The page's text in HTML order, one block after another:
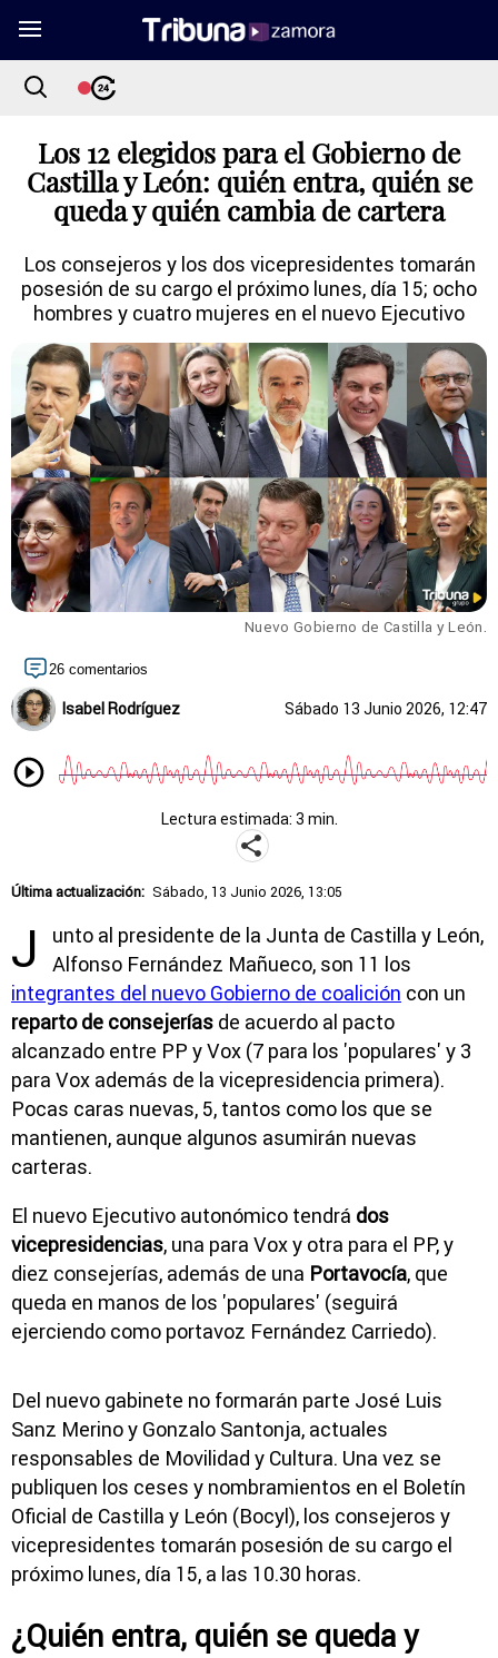
Los 12 elegidos para el Gobierno de
Castilla y León: quién entra, quién se
queda y quién cambia de cartera
Los consejeros y los dos vicepresidentes tomarán
posesión de su cargo el próximo lunes, día 15; ocho
hombres y cuatro mujeres en el nuevo Ejecutivo
Nuevo Gobierno de Castilla y León.
26 comentarios
Isabel Rodríguez Sábado 13 Junio 2026, 12:47
Lectura estimada: 3 min.
Última actualización: Sábado, 13 Junio 2026, 13:05
J
unto al presidente de la Junta de Castilla y León,
Alfonso Fernández Mañueco, son 11 los
integrantes del nuevo Gobierno de coalición con un
reparto de consejerías de acuerdo al pacto
alcanzado entre PP y Vox (7 para los 'populares' y 3
para Vox además de la vicepresidencia primera).
Pocas caras nuevas, 5, tantos como los que se
mantienen, aunque algunos asumirán nuevas
carteras.
El nuevo Ejecutivo autonómico tendrá dos
vicepresidencias, una para Vox y otra para el PP, y
diez consejerías, además de una Portavocía, que
queda en manos de los 'populares' (seguirá
ejerciendo como portavoz Fernández Carriedo).
Del nuevo gabinete no formarán parte José Luis
Sanz Merino y Gonzalo Santonja, actuales
responsables de Movilidad y Cultura. Una vez se
publiquen los ceses y nombramientos en el Boletín
Oficial de Castilla y León (Bocyl), los consejeros y
vicepresidentes tomarán posesión de su cargo el
próximo lunes, día 15, a las 10.30 horas.
¿Quién entra, quién se queda y